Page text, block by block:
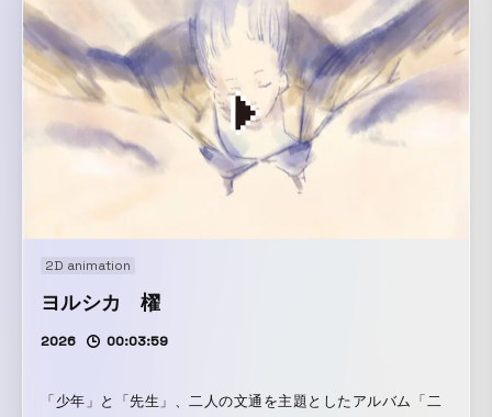
2D animation
ヨルシカ 櫂
2026 00:03:59
「少年」と「先生」、二人の文通を主題としたアルバム「二